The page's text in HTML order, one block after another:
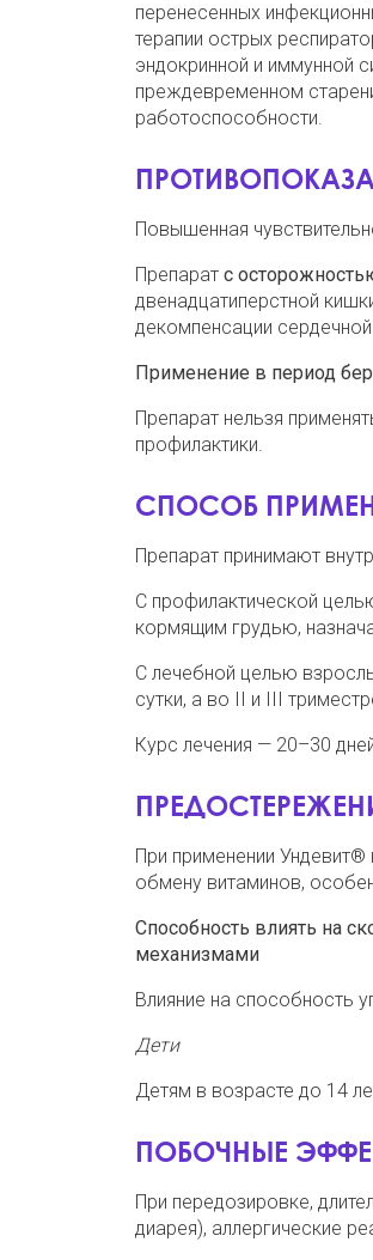
перенесенных
терапии острых
эндокринной и иммунной
преждевременном
работоспособности.
Повышенная
Препарат с
двенадцатиперстной
декомпенсации
Применение в период
Препарат нельзя
профилактики.
СПОСОБ
Препарат принимают
С профилактической
кормящим грудью,
С лечебной целью
сутки, а во ІІ и ІІІ
Курс лечения — 20–30
При применении
обмену витаминов,
Способность влиять на
механизмами
Влияние на способность
Дети
Детям в возрасте до 14
ПОБОЧНЫЕ
При передозировке,
диарея), аллергические